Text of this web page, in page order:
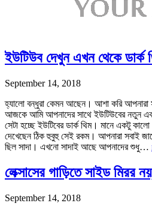
ইউটিউব দেখুন এখন থেকে
September 14, 2018
হ্যালো বন্ধুরা কেমন আছেন। আশা করি
আজকে আমি আপনাদের সাথে ইউটিউবের নতুন
সেটা হচ্ছে ইউটিবের ডার্ক থিম। মানে একটু
দেখেছেন ঠিক হুবুহু সেই রকম। আপনারা সবাই
ছিল সাদা। এখনো সাদাই আছে আপনাদের শুধু…
লেক্সাসের গাড়িতে সাইড মিরর
September 14, 2018